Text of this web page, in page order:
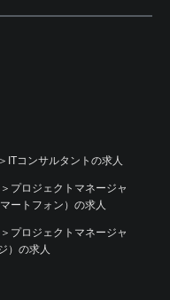
＞ ITコンサルタントの求人
＞ プロジェクトマネージャ
ートフォン）の求人
＞ プロジェクトマネージャ
）の求人